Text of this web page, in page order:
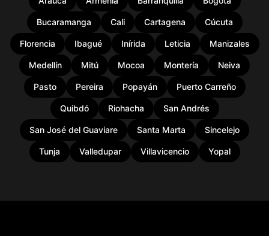
Bucaramanga Cali Cartagena Cúcuta
Florencia Ibagué Inírida Leticia Manizales
Medellín Mitú Mocoa Montería Neiva
Pasto Pereira Popayán Puerto Carreño
Quibdó Riohacha San Andrés
San José del Guaviare Santa Marta Sincelejo
Tunja Valledupar Villavicencio Yopal